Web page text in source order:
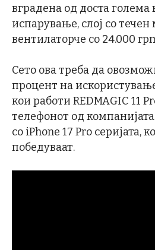
вградена од доста голема
испарување, слој со течен
вентилаторче со 24.000
Сето ова треба да
процент на
кои работи REDMAGIC 11
телефонот од
со iPhone 17 Pro серијата,
победуваат.